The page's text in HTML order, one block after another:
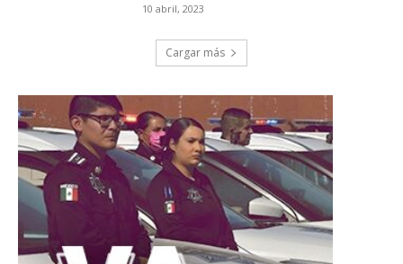
10 abril, 2023
Cargar más